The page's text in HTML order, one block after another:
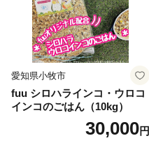
愛知県小牧市
fuu シロハラインコ・ウロコ
インコのごはん（10kg）
30,000円